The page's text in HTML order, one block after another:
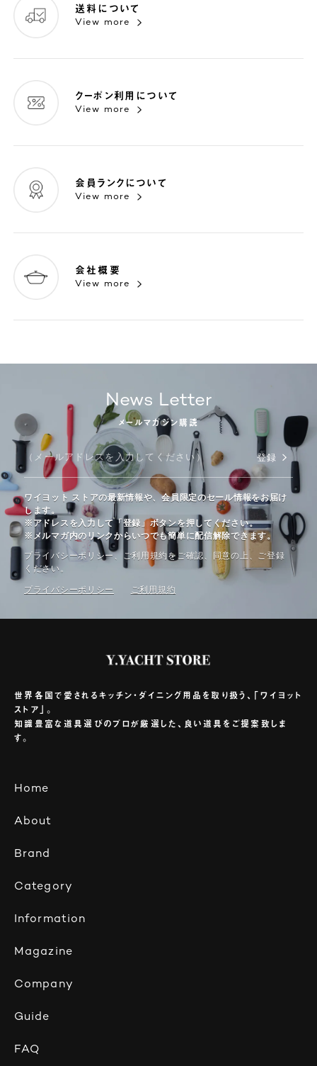
送料について
View more
クーポン利用について
View more
会員ランクについて
View more
会社概要
View more
News Letter
メールマガジン購読
登録
ワイヨット ストアの最新情報や、会員限定のセール情報をお届け
します。
※アドレスを入力して「登録」ボタンを押してください。
※メルマガ内のリンクからいつでも簡単に配信解除できます。
プライバシーポリシー、ご利⽤規約をご確認、同意の上、ご登録
ください。
プライバシーポリシー ご利⽤規約
世界各国で愛されるキッチン・ダイニング用品を取り扱う、「ワイヨット
ストア」。
知識豊富な道具選びのプロが厳選した、良い道具をご提案致しま
す。
Home
Brand
Information
Company
FAQ
About
Category
Magazine
Guide